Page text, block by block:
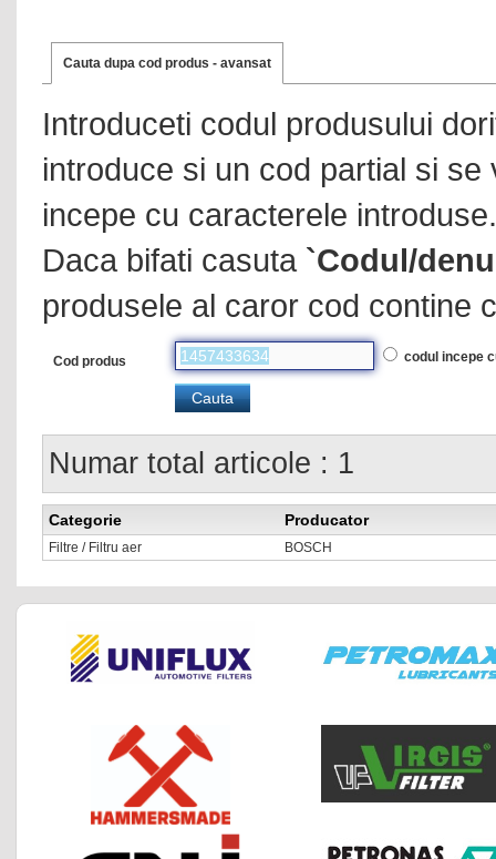
Cauta dupa cod produs - avansat
Introduceti codul produsului
introduce si un cod partial si
incepe cu caracterele introduse.
Daca bifati casuta `Codul/
produsele al caror cod contine
Cod produs codul incepe
Numar total articole : 1
Categorie Producator
Filtre / Filtru aer BOSCH